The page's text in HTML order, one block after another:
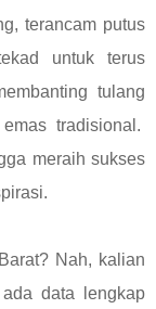
terancam putus
untuk terus
tulang
tradisional.
meraih sukses
Nah, kalian
data lengkap